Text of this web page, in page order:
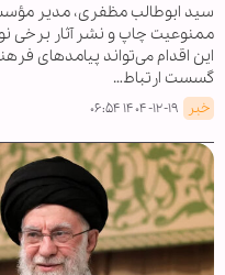
سید ابوطالب مظفری، مدیر
ممنوعیت چاپ و نشر آثار برخی
این اقدام می‌تواند پیامدهای
گسست ارتباط…
خبر ۱۴۰۴-۱۲-۱۹ ۰۶:۵۴